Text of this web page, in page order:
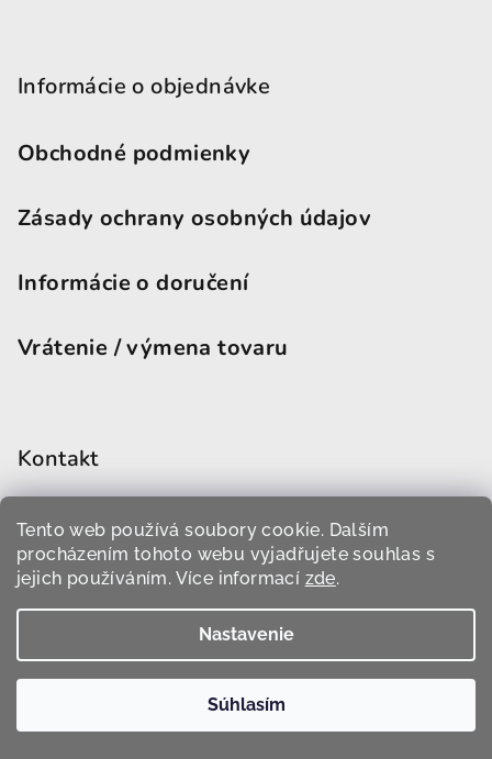
Tento web používá soubory cookie. Dalším
procházením tohoto webu vyjadřujete souhlas s
jejich používáním. Více informací zde.
Nastavenie
Súhlasím
Informácie o objednávke
Obchodné podmienky
Zásady ochrany osobných údajov
Informácie o doručení
Vrátenie / výmena tovaru
Kontakt
+420 774 599 919
Odoberať newsletter
Vložte svoj e-mail a my Vám budeme zasielať informácie o